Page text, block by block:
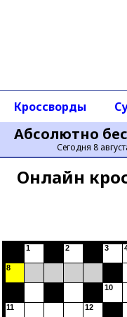
Абсолютно
Сегодня 8
Кроссворды
Онлайн
8
11
1 2
12
3
10